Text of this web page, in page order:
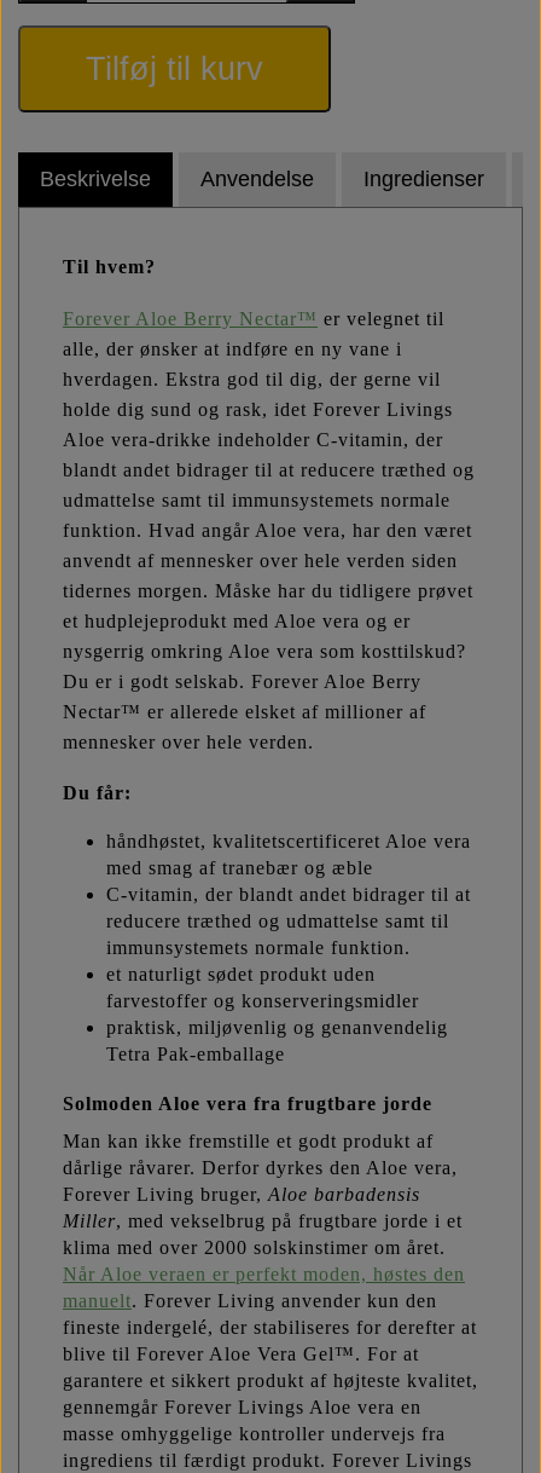
Tilføj til kurv
Beskrivelse Anvendelse Ingredienser
Til hvem?
Forever Aloe Berry Nectar™ er velegnet til
alle, der ønsker at indføre en ny vane i
hverdagen. Ekstra god til dig, der gerne vil
holde dig sund og rask, idet Forever Livings
Aloe vera-drikke indeholder C-vitamin, der
blandt andet bidrager til at reducere træthed og
udmattelse samt til immunsystemets normale
funktion. Hvad angår Aloe vera, har den været
anvendt af mennesker over hele verden siden
tidernes morgen. Måske har du tidligere prøvet
et hudplejeprodukt med Aloe vera og er
nysgerrig omkring Aloe vera som kosttilskud?
Du er i godt selskab. Forever Aloe Berry
Nectar™ er allerede elsket af millioner af
mennesker over hele verden.
Du får:
håndhøstet, kvalitetscertificeret Aloe vera
med smag af tranebær og æble
C-vitamin, der blandt andet bidrager til at
reducere træthed og udmattelse samt til
immunsystemets normale funktion.
et naturligt sødet produkt uden
farvestoffer og konserveringsmidler
praktisk, miljøvenlig og genanvendelig
Tetra Pak-emballage
Solmoden Aloe vera fra frugtbare jorde
Man kan ikke fremstille et godt produkt af
dårlige råvarer. Derfor dyrkes den Aloe vera,
Forever Living bruger, Aloe barbadensis
Miller, med vekselbrug på frugtbare jorde i et
klima med over 2000 solskinstimer om året.
Når Aloe veraen er perfekt moden, høstes den
manuelt. Forever Living anvender kun den
fineste indergelé, der stabiliseres for derefter at
blive til Forever Aloe Vera Gel™. For at
garantere et sikkert produkt af højteste kvalitet,
gennemgår Forever Livings Aloe vera en
masse omhyggelige kontroller undervejs fra
ingrediens til færdigt produkt. Forever Livings